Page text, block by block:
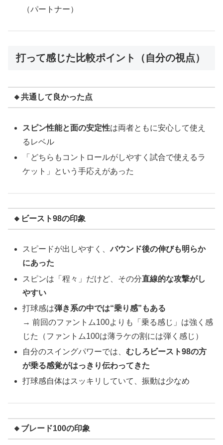
（パートナー）
打って感じた比較ポイント（自分の視点）
🔸共通して良かった点
スピン性能と面の安定性は両者ともに安心して使え
るレベル
「どちらもコントロールがしやすく試合で使えるラ
ケット」という手応えがあった
🔸ビースト98の印象
スピードが出しやすく、バウンド後の伸びも明らか
にあった
スピンは「程々」だけど、その分直線的な攻撃がし
やすい
打球感は弾き系の中では“乗り感”もある
→ 前回のファントム100よりも「乗る感じ」は強く感
じた（ファントム100は薄ラケの割には弾く感じ）
自分のスイングパワーでは、むしろビースト98の方
が乗る感覚がはっきり伝わってきた
打球感自体はスッキリしていて、振動は少なめ
🔸ブレード100の印象